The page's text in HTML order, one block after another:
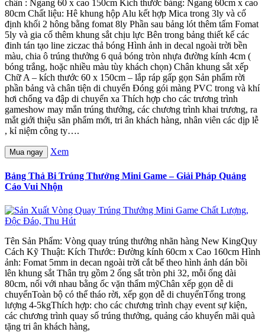
chân : Ngang 60 x cao 150cm Kích thước bảng: Ngang 60cm x cao
80cm Chất liệu: Hê khung hộp Alu kết hợp Mica trong 3ly và cố
định khối 2 hông bằng fomat 8ly Phần sau bảng lót thêm tấm Fomat
5ly và gia cố thêm khung sắt chịu lực Bên trong bảng thiết kế các
đinh tán tạo line ziczac thả bóng Hình ảnh in decal ngoài trời bền
màu, chia ô trúng thưởng 6 quả bóng tròn nhựa đường kính 4cm (
bóng trắng, hoặc nhiều màu tùy khách chọn) Chân khung sắt xếp
Chữ A – kích thước 60 x 150cm – lắp ráp gấp gọn Sản phẩm rời
phần bảng và chân tiện di chuyển Đóng gói màng PVC trong và khí
hơi chống va đập di chuyển xa Thích hợp cho các trương trình
gameshow may mắn trúng thưởng, các chương trình khai trương, ra
mắt giới thiệu sãn phẩm mới, tri ân khách hàng, nhân viên các dịp lễ
, kỉ niệm công ty….
Mua ngay Xem
Bảng Thả Bi Trúng Thưởng Mini Game – Giải Pháp Quảng
Cáo Vui Nhộn
Tên Sản Phẩm: Vòng quay trúng thưởng nhãn hàng New KingQuy
Cách Kỹ Thuật: Kích Thước: Đường kính 60cm x Cao 160cm Hình
ảnh: Fomat 5mm in decan ngoài trời cắt bế theo hình ảnh dán bồi
lên khung sắt Thân trụ gồm 2 ống sắt tròn phi 32, mỗi ống dài
80cm, nối với nhau bằng ốc vặn thẩm mỹChân xếp gọn dễ di
chuyểnToàn bộ có thể tháo rời, xếp gọn dễ di chuyểnTổng trong
lượng 4-5kgThích hợp: cho các chương trình chạy event sự kiện,
các chương trình quay số trúng thưởng, quảng cáo khuyến mãi quà
tặng tri ân khách hàng,